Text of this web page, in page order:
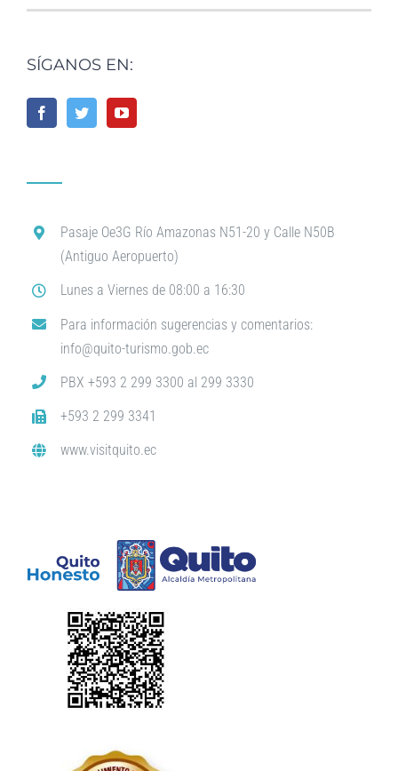
SÍGANOS EN:
Pasaje Oe3G Río Amazonas N51-20 y Calle N50B
(Antiguo Aeropuerto)
Lunes a Viernes de 08:00 a 16:30
Para información sugerencias y comentarios:
info@quito-turismo.gob.ec
PBX +593 2 299 3300 al 299 3330
+593 2 299 3341
www.visitquito.ec